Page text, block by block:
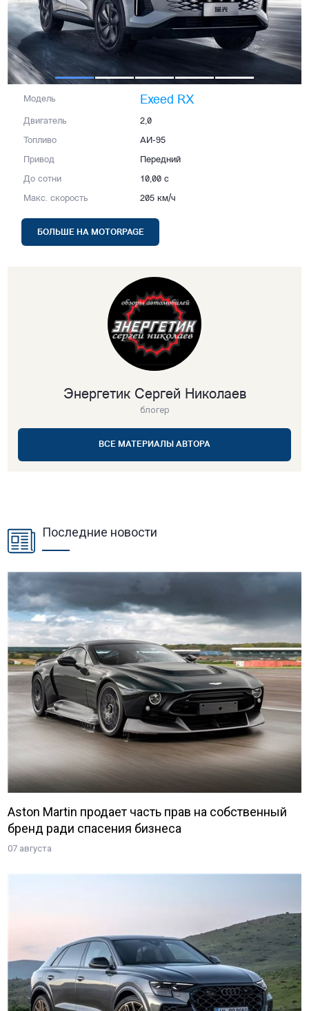
Модель Exeed RX
Двигатель 2,0
Топливо АИ-95
Привод Передний
До сотни 10,00 с
Макс. скорость 205 км/ч
БОЛЬШЕ НА MOTORPAGE
Энергетик Сергей Николаев
блогер
ВСЕ МАТЕРИАЛЫ АВТОРА
Последние новости
Aston Martin продает часть прав на собственный
бренд ради спасения бизнеса
07 августа